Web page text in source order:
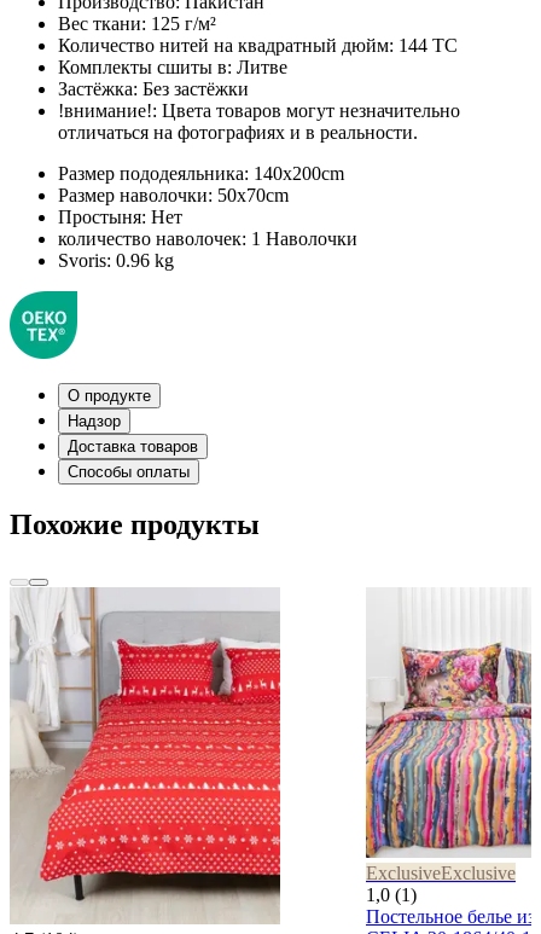
Вес ткани: 125 г/м²
Количество нитей на квадратный дюйм: 144 TC
Комплекты сшиты в: Литве
Застёжка: Без застёжки
!внимание!: Цвета товаров могут незначительно
отличаться на фотографиях и в реальности.
Размер пододеяльника: 140x200cm
Размер наволочки: 50x70cm
Простыня: Нет
количество наволочек: 1 Наволочки
Svoris: 0.96 kg
О продукте
Надзор
Доставка товаров
Способы оплаты
Похожие продукты
ExclusiveExclusive
1,0 (1)
Постельное белье